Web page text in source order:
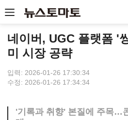
네이버, UGC 플랫폼 '
미 시장 공략
입력: 2026-01-26 17:30:34
수정: 2026-01-26 17:34:34
'기록과 취향' 본질에 주목…